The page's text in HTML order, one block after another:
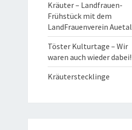
Kräuter – Landfrauen-
Frühstück mit dem
LandFrauenverein Auetal
Töster Kulturtage – Wir
waren auch wieder dabei!
Kräuterstecklinge